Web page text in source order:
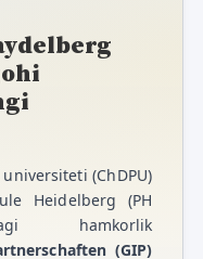
(ChDPU)
Heidelberg (PH
hamkorlik
(GIP)